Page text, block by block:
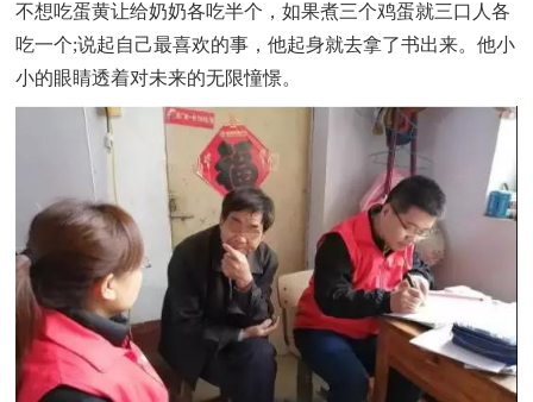
不想吃蛋黄让给奶奶各吃半个，如果煮三个鸡蛋就三口人各
吃一个;说起自己最喜欢的事，他起身就去拿了书出来。他小
小的眼睛透着对未来的无限憧憬。